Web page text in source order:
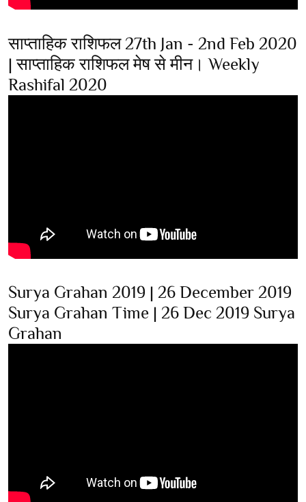
साप्ताहिक राशिफल 27th Jan - 2nd Feb 2020
| साप्ताहिक राशिफल मेष से मीन। Weekly
Rashifal 2020
Surya Grahan 2019 | 26 December 2019
Surya Grahan Time | 26 Dec 2019 Surya
Grahan